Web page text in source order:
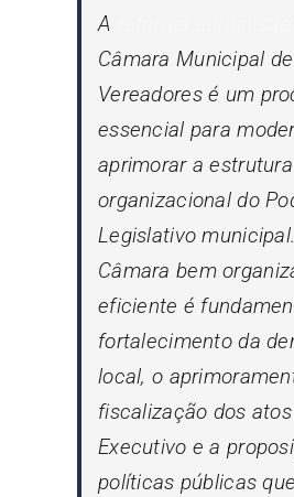
A
Câmara Municipal de
Vereadores é um
essencial para
aprimorar a estrutura
organizacional do
Legislativo
Câmara bem
eficiente é
fortalecimento da
local, o
fiscalização dos
Executivo e a
políticas públicas